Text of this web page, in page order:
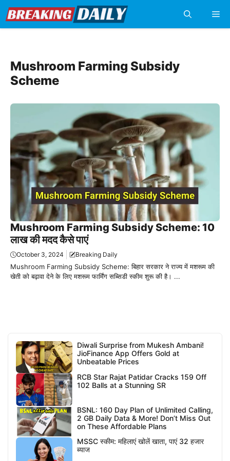
content
Mushroom Farming Subsidy
Scheme
Mushroom Farming Subsidy Scheme: 10
लाख की मदद कैसे पाएं
October 3, 2024 Breaking Daily
Mushroom Farming Subsidy Scheme: बिहार सरकार ने राज्य में मशरूम की
खेती को बढ़ावा देने के लिए मशरूम फार्मिंग सब्सिडी स्कीम शुरू की है। ...
Diwali Surprise from Mukesh Ambani!
JioFinance App Offers Gold at
Unbeatable Prices
RCB Star Rajat Patidar Cracks 159 Off
102 Balls at a Stunning SR
BSNL: 160 Day Plan of Unlimited Calling,
2 GB Daily Data & More! Don’t Miss Out
on These Affordable Plans
MSSC स्कीम: महिलाएं खोलें खाता, पाएं 32 हजार
ब्याज